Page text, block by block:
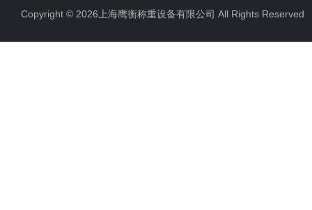
电子汽车衡
电子天平
Copyright © 2026上海鹰衡称重设备有限公司 All Rights